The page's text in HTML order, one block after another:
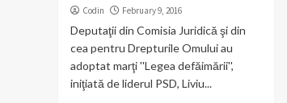
Codin February 9, 2016
Deputaţii din Comisia Juridică şi din
cea pentru Drepturile Omului au
adoptat marţi ''Legea defăimării'',
iniţiată de liderul PSD, Liviu...